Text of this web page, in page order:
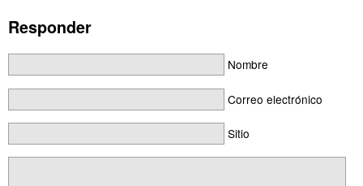
Responder
Nombre
Correo electrónico
Sitio